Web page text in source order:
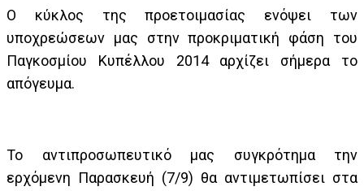
Ο κύκλος της προετοιμασίας ενόψει των
υποχρεώσεων μας στην προκριματική φάση του
Παγκοσμίου Κυπέλλου 2014 αρχίζει σήμερα το
απόγευμα.
Το αντιπροσωπευτικό μας συγκρότημα την
ερχόμενη Παρασκευή (7/9) θα αντιμετωπίσει στα